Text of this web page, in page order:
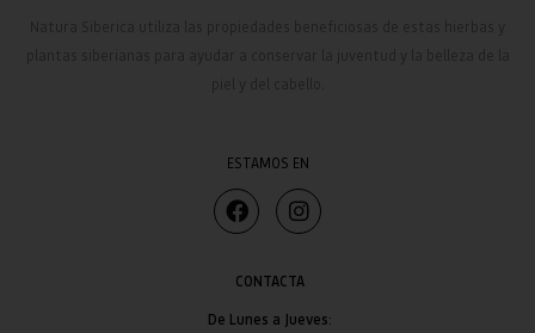
ESTAMOS EN
CONTACTA
De Lunes a Jueves: